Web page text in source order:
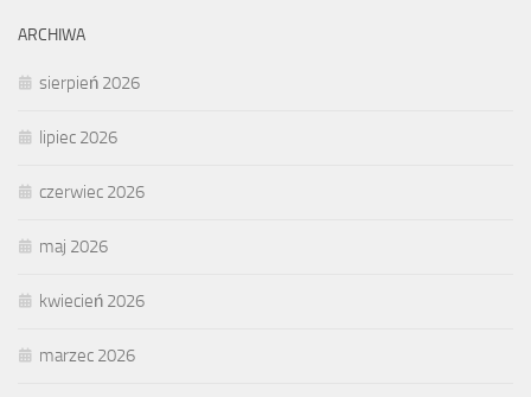
ARCHIWA
sierpień 2026
lipiec 2026
czerwiec 2026
maj 2026
kwiecień 2026
marzec 2026